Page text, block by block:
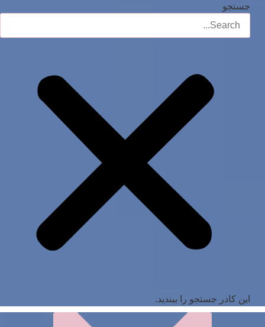
جستجو
این کادر جستجو را ببندید.